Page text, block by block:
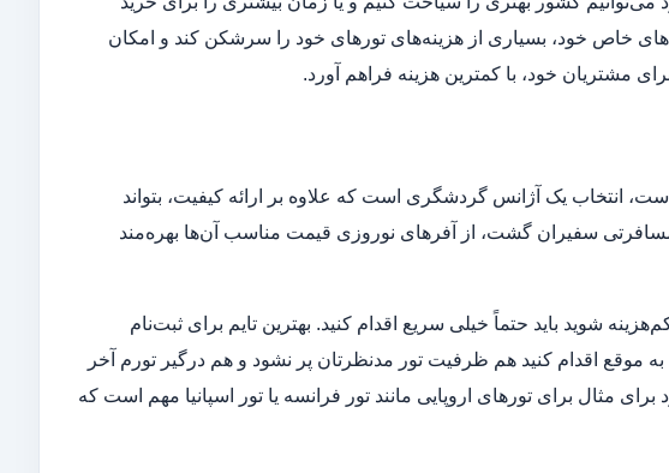
خاص خود، بسیاری از هزینه‌های تورهای خود را سرشکن کند و امکان
مشتریان خود، با کمترین هزینه فراهم آورد.
که برای انتخاب تور کم‌هزیه نوروزی 1402 مهم است، انتخاب یک آژانس گردشگری است که علاوه بر ارائه کیفیت، بتواند
مسافرتی سفیران گشت، از آفرهای نوروزی قیمت مناسب آن‌ها بهره‌مند
راهی یک تور خوب اما کم‌هزینه شوید باید حتماً خیلی سریع اقدام کنید. بهترین تایم برای ثبت‌نام
موقع اقدام کنید هم ظرفیت تور مدنظرتان پر نشود و هم درگیر تورم آخر
مثال برای تورهای اروپایی مانند تور فرانسه یا تور اسپانیا مهم است که